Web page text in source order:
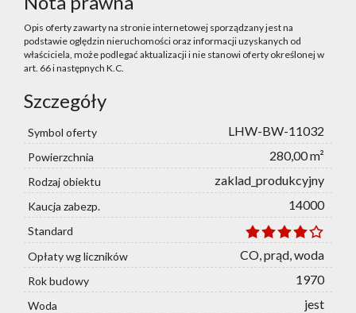
Opis oferty zawarty na stronie internetowej sporządzany jest na
podstawie oględzin nieruchomości oraz informacji uzyskanych od
właściciela, może podlegać aktualizacji i nie stanowi oferty określonej w
art. 66 i następnych K.C.
Szczegóły
Symbol oferty LHW-BW-11032
Powierzchnia 280,00 m²
Rodzaj obiektu zaklad_produkcyjny
Kaucja zabezp. 14000
Standard
Opłaty wg liczników
CO, prąd, woda
Rok budowy 1970
Woda jest